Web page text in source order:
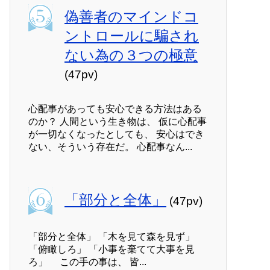
偽善者のマインドコ
ントロールに騙され
ない為の３つの極意
(47pv)
心配事があっても安心できる方法はある
のか？ 人間という生き物は、 仮に心配事
が一切なくなったとしても、 安心はでき
ない、そういう存在だ。 心配事なん...
「部分と全体」 (47pv)
「部分と全体」 「木を見て森を見ず」
「俯瞰しろ」 「小事を棄てて大事を見
ろ」 この手の事は、 皆...